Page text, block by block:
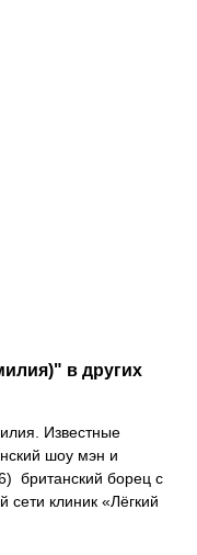
в других
Известные
шоу мэн и
британский борец с
сети клиник «Лёгкий